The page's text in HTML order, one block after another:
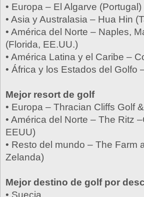
• Europa – El Algarve (Portugal)
• Asia y Australasia – Hua Hin
• América del Norte – Naples,
(Florida, EE.UU.)
• América Latina y el Caribe –
• África y los Estados del Golfo
Mejor resort de golf
• Europa – Thracian Cliffs Golf
• América del Norte – The Ritz
EEUU)
• Resto del mundo – The Farm
Zelanda)
Mejor destino de golf por
• Suecia